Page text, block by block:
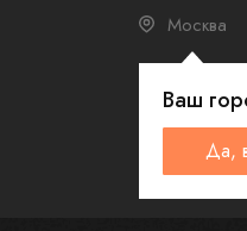
Москва
Ваш
Да,
Schulthess